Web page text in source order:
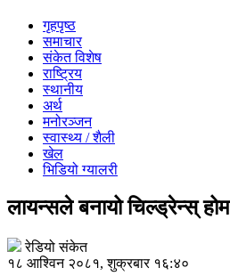
गृहपृष्ठ
समाचार
संकेत विशेष
राष्ट्रिय
स्थानीय
अर्थ
मनोरञ्जन
स्वास्थ्य / शैली
खेल
भिडियो ग्यालरी
लायन्सले बनायो चिल्ड्रेन्स् होम
रेडियो संकेत
१८ आश्विन २०८१, शुक्रबार १६:४०